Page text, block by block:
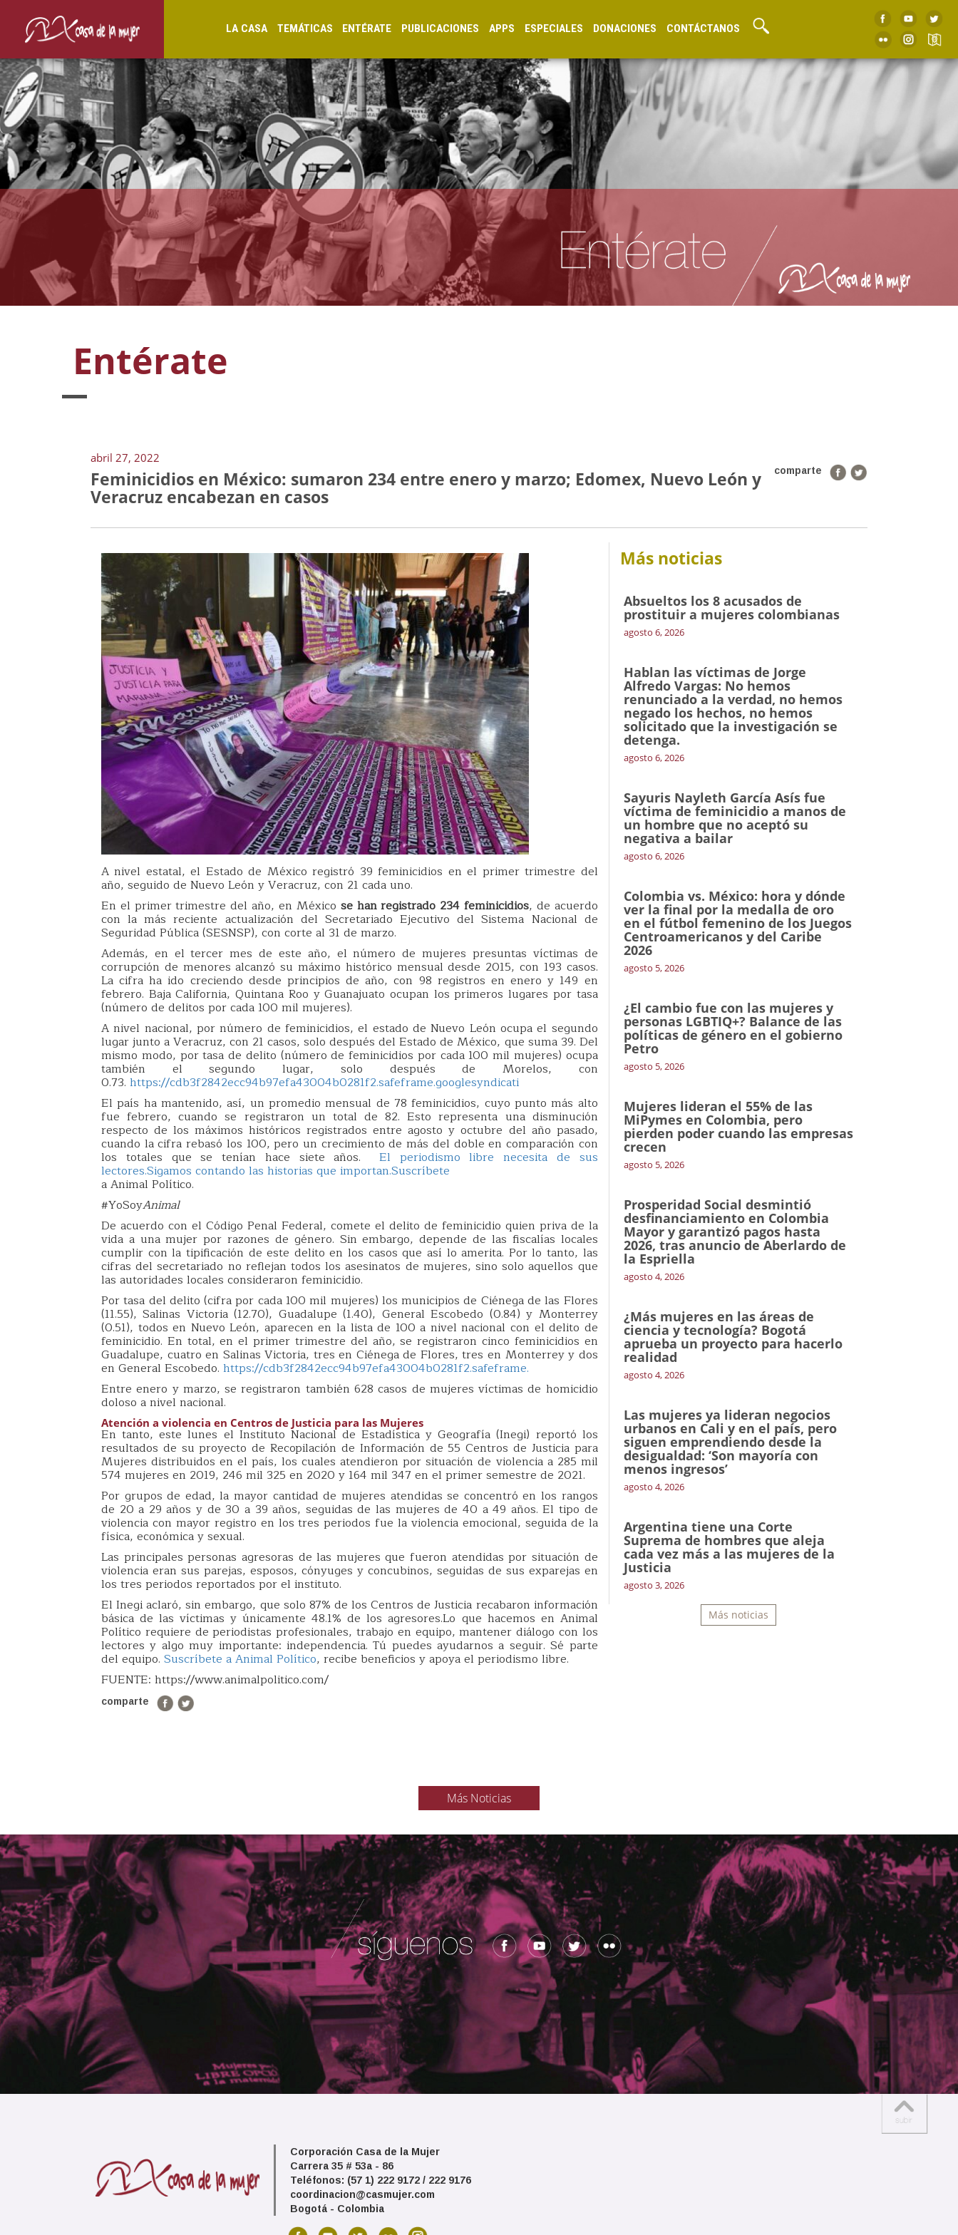
LA CASA TEMÁTICAS ENTÉRATE PUBLICACIONES APPS ESPECIALES DONACIONES CONTÁCTANOS
Entérate
abril 27, 2022
comparte
Feminicidios en México: sumaron 234 entre enero y marzo; Edomex, Nuevo León y
Veracruz encabezan en casos
A nivel estatal, el Estado de México registró 39 feminicidios en el primer trimestre del
año, seguido de Nuevo León y Veracruz, con 21 cada uno.
En el primer trimestre del año, en México se han registrado 234 feminicidios, de acuerdo
con la más reciente actualización del Secretariado Ejecutivo del Sistema Nacional de
Seguridad Pública (SESNSP), con corte al 31 de marzo.
Además, en el tercer mes de este año, el número de mujeres presuntas víctimas de
corrupción de menores alcanzó su máximo histórico mensual desde 2015, con 193 casos.
La cifra ha ido creciendo desde principios de año, con 98 registros en enero y 149 en
febrero. Baja California, Quintana Roo y Guanajuato ocupan los primeros lugares por tasa
(número de delitos por cada 100 mil mujeres).
A nivel nacional, por número de feminicidios, el estado de Nuevo León ocupa el segundo
lugar junto a Veracruz, con 21 casos, solo después del Estado de México, que suma 39. Del
mismo modo, por tasa de delito (número de feminicidios por cada 100 mil mujeres) ocupa
también el segundo lugar, solo después de Morelos, con
0.73. https://cdb3f2842ecc94b97efa43004b0281f2.safeframe.googlesyndicati
El país ha mantenido, así, un promedio mensual de 78 feminicidios, cuyo punto más alto
fue febrero, cuando se registraron un total de 82. Esto representa una disminución
respecto de los máximos históricos registrados entre agosto y octubre del año pasado,
cuando la cifra rebasó los 100, pero un crecimiento de más del doble en comparación con
los totales que se tenían hace siete años. El periodismo libre necesita de sus
lectores.Sigamos contando las historias que importan.Suscríbete
a Animal Político.
#YoSoyAnimal
De acuerdo con el Código Penal Federal, comete el delito de feminicidio quien priva de la
vida a una mujer por razones de género. Sin embargo, depende de las fiscalías locales
cumplir con la tipificación de este delito en los casos que así lo amerita. Por lo tanto, las
cifras del secretariado no reflejan todos los asesinatos de mujeres, sino solo aquellos que
las autoridades locales consideraron feminicidio.
Por tasa del delito (cifra por cada 100 mil mujeres) los municipios de Ciénega de las Flores
(11.55), Salinas Victoria (12.70), Guadalupe (1.40), General Escobedo (0.84) y Monterrey
(0.51), todos en Nuevo León, aparecen en la lista de 100 a nivel nacional con el delito de
feminicidio. En total, en el primer trimestre del año, se registraron cinco feminicidios en
Guadalupe, cuatro en Salinas Victoria, tres en Ciénega de Flores, tres en Monterrey y dos
en General Escobedo. https://cdb3f2842ecc94b97efa43004b0281f2.safeframe.
Entre enero y marzo, se registraron también 628 casos de mujeres víctimas de homicidio
doloso a nivel nacional.
Atención a violencia en Centros de Justicia para las Mujeres
En tanto, este lunes el Instituto Nacional de Estadística y Geografía (Inegi) reportó los
resultados de su proyecto de Recopilación de Información de 55 Centros de Justicia para
Mujeres distribuidos en el país, los cuales atendieron por situación de violencia a 285 mil
574 mujeres en 2019, 246 mil 325 en 2020 y 164 mil 347 en el primer semestre de 2021.
Por grupos de edad, la mayor cantidad de mujeres atendidas se concentró en los rangos
de 20 a 29 años y de 30 a 39 años, seguidas de las mujeres de 40 a 49 años. El tipo de
violencia con mayor registro en los tres periodos fue la violencia emocional, seguida de la
física, económica y sexual.
Las principales personas agresoras de las mujeres que fueron atendidas por situación de
violencia eran sus parejas, esposos, cónyuges y concubinos, seguidas de sus exparejas en
los tres periodos reportados por el instituto.
El Inegi aclaró, sin embargo, que solo 87% de los Centros de Justicia recabaron información
básica de las víctimas y únicamente 48.1% de los agresores.Lo que hacemos en Animal
Político requiere de periodistas profesionales, trabajo en equipo, mantener diálogo con los
lectores y algo muy importante: independencia. Tú puedes ayudarnos a seguir. Sé parte
del equipo. Suscríbete a Animal Político, recibe beneficios y apoya el periodismo libre.
FUENTE: https://www.animalpolitico.com/
comparte
Más noticias
Absueltos los 8 acusados de
prostituir a mujeres colombianas
agosto 6, 2026
Hablan las víctimas de Jorge
Alfredo Vargas: No hemos
renunciado a la verdad, no hemos
negado los hechos, no hemos
solicitado que la investigación se
detenga.
agosto 6, 2026
Sayuris Nayleth García Asís fue
víctima de feminicidio a manos de
un hombre que no aceptó su
negativa a bailar
agosto 6, 2026
Colombia vs. México: hora y dónde
ver la final por la medalla de oro
en el fútbol femenino de los Juegos
Centroamericanos y del Caribe
2026
agosto 5, 2026
¿El cambio fue con las mujeres y
personas LGBTIQ+? Balance de las
políticas de género en el gobierno
Petro
agosto 5, 2026
Mujeres lideran el 55% de las
MiPymes en Colombia, pero
pierden poder cuando las empresas
crecen
agosto 5, 2026
Prosperidad Social desmintió
desfinanciamiento en Colombia
Mayor y garantizó pagos hasta
2026, tras anuncio de Aberlardo de
la Espriella
agosto 4, 2026
¿Más mujeres en las áreas de
ciencia y tecnología? Bogotá
aprueba un proyecto para hacerlo
realidad
agosto 4, 2026
Las mujeres ya lideran negocios
urbanos en Cali y en el país, pero
siguen emprendiendo desde la
desigualdad: ‘Son mayoría con
menos ingresos’
agosto 4, 2026
Argentina tiene una Corte
Suprema de hombres que aleja
cada vez más a las mujeres de la
Justicia
agosto 3, 2026
Más noticias
Más Noticias
Corporación Casa de la Mujer
Carrera 35 # 53a - 86
Teléfonos: (57 1) 222 9172 / 222 9176
coordinacion@casmujer.com
Bogotá - Colombia